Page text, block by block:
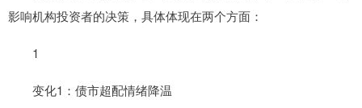
影响机构投资者的决策，具体体现在两个方面：
1
变化1：债市超配情绪降温